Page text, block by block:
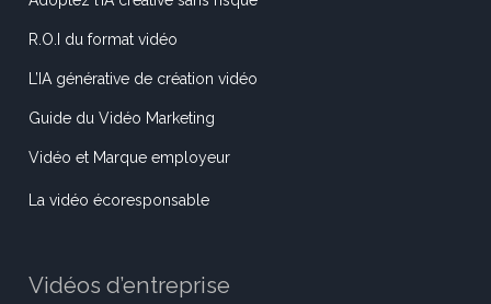
R.O.I du format vidéo
L’IA générative de création vidéo
Guide du Vidéo Marketing
Vidéo et Marque employeur
La vidéo écoresponsable
Vidéos d’entreprise